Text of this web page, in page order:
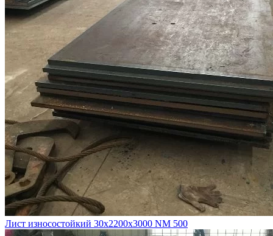
Лист износостойкий 30х2200х3000 NM 500